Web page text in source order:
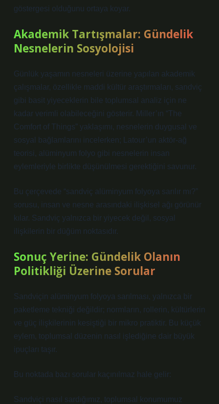
göstergesi olduğunu ortaya koyar.
Akademik Tartışmalar: Gündelik
Nesnelerin Sosyolojisi
Günlük yaşamın nesneleri üzerine yapılan akademik
çalışmalar, özellikle maddi kültür araştırmaları, sandviç
gibi basit yiyeceklerin bile toplumsal analiz için ne
kadar verimli olabileceğini gösterir. Miller’ın “The
Comfort of Things” yaklaşımı, nesnelerin duygusal ve
sosyal bağlamlarını incelerken; Latour’un aktör-ağ
teorisi, alüminyum folyo gibi nesnelerin insan
eylemleriyle birlikte düşünülmesi gerektiğini savunur.
Bu çerçevede “sandviç alüminyum folyoya sarılır mı?”
sorusu, insan ve nesne arasındaki ilişkisel ağı görünür
kılar. Sandviç yalnızca bir yiyecek değil, sosyal
ilişkilerin bir düğüm noktasıdır.
Sonuç Yerine: Gündelik Olanın
Politikliği Üzerine Sorular
Sandviçin alüminyum folyoya sarılması, yalnızca bir
paketleme tekniği değildir; normların, rollerin, kültürlerin
ve güç ilişkilerinin kesiştiği bir mikro pratiktir. Bu küçük
eylem, toplumsal düzenin nasıl işlediğine dair büyük
ipuçları taşır.
Bu noktada bazı sorular kaçınılmaz hale gelir:
Sandviçi nasıl sardığımız, toplumsal konumumuz